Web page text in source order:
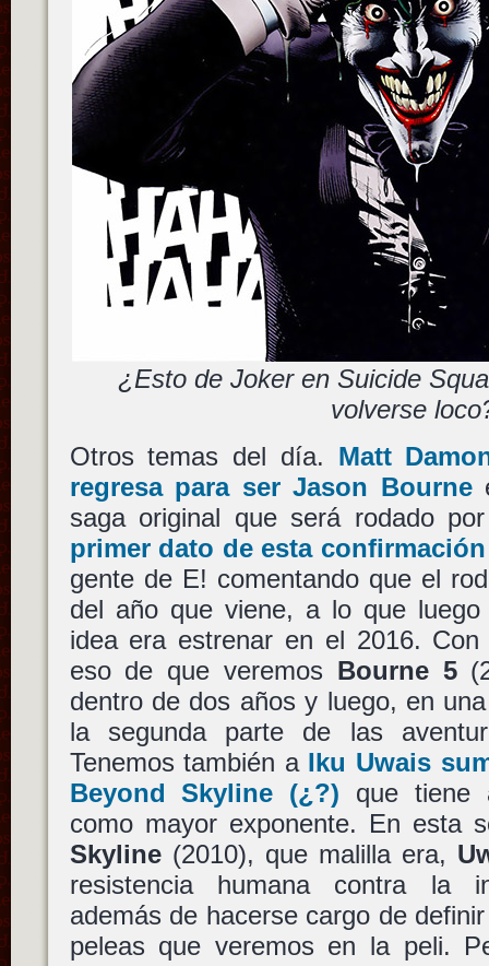
¿Esto de Joker en Suicide
volverse
Otros temas del día. Matt
regresa para serJason Bourne
saga original que será rodado
primer dato de esta confirmación
gente de E! comentando que el
del año que viene, a lo que
idea era estrenar en el 2016.
eso de que veremos Bourne 5
dentro de dos años y luego, en
la segunda parte de las
Tenemos también a Iku Uwais
Beyond Skyline (¿?) que
como mayor exponente. En esta
Skyline(2010), que malilla era,
resistencia humana contra la
además de hacerse cargo de
peleas que veremos en la peli.